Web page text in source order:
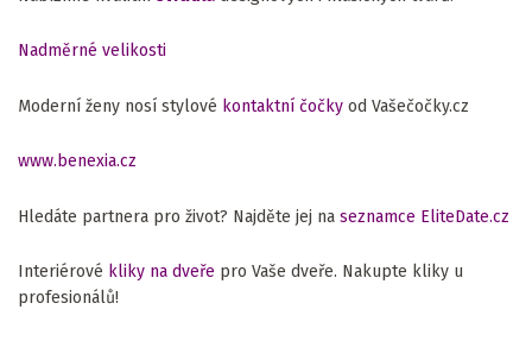
Nadměrné velikosti
Moderní ženy nosí stylové kontaktní čočky od Vašečočky.cz
www.benexia.cz
Hledáte partnera pro život? Najděte jej na seznamce EliteDate.cz
Interiérové kliky na dveře pro Vaše dveře. Nakupte kliky u
profesionálů!